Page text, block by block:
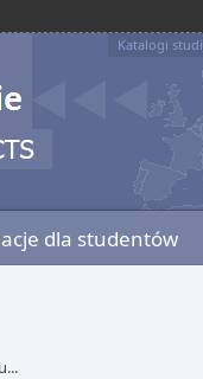
Katalogi
dla studentów